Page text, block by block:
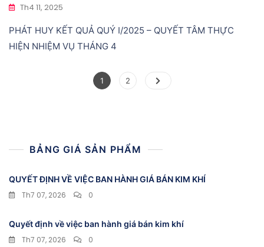
Th4 11, 2025
PHÁT HUY KẾT QUẢ QUÝ I/2025 – QUYẾT TÂM THỰC
HIỆN NHIỆM VỤ THÁNG 4
Phân
Page
1 Page
2
BẢNG GIÁ SẢN PHẨM
QUYẾT ĐỊNH VỀ VIỆC BAN HÀNH GIÁ BÁN KIM KHÍ
Th7 07, 2026
0
Quyết định về việc ban hành giá bán kim khí
Th7 07, 2026
0